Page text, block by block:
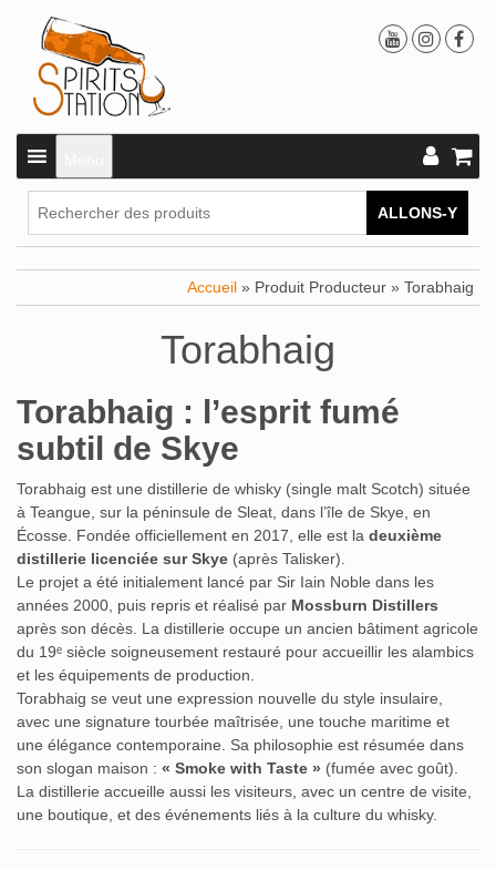
ALLONS-Y
Accueil » Produit Producteur » Torabhaig
Torabhaig
Torabhaig : l’esprit fumé
subtil de Skye
Torabhaig est une distillerie de whisky (single malt Scotch) située
à Teangue, sur la péninsule de Sleat, dans l’île de Skye, en
Écosse. Fondée officiellement en 2017, elle est la deuxième
distillerie licenciée sur Skye (après Talisker).
Le projet a été initialement lancé par Sir Iain Noble dans les
années 2000, puis repris et réalisé par Mossburn Distillers
après son décès. La distillerie occupe un ancien bâtiment agricole
du 19ᵉ siècle soigneusement restauré pour accueillir les alambics
et les équipements de production.
Torabhaig se veut une expression nouvelle du style insulaire,
avec une signature tourbée maîtrisée, une touche maritime et
une élégance contemporaine. Sa philosophie est résumée dans
son slogan maison : « Smoke with Taste » (fumée avec goût).
La distillerie accueille aussi les visiteurs, avec un centre de visite,
une boutique, et des événements liés à la culture du whisky.